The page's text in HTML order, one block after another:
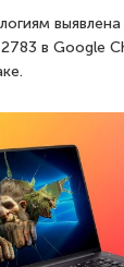
выявлена
в Google